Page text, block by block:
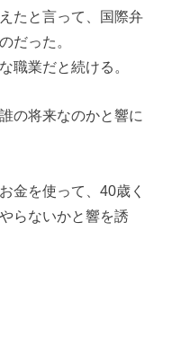
たと言って、国際弁
だった。
職業だと続ける。
の将来なのかと響に
金を使って、40歳く
らないかと響を誘